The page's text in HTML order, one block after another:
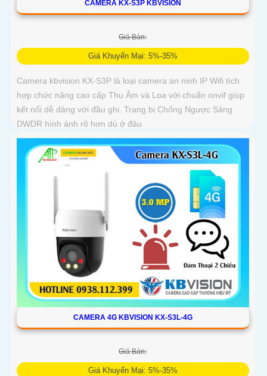
CAMERA KX-S3P KBVISION
Giá Bán:
Giá Khuyến Mại: 5%-35%
Camera kbvision KX-S3P là loại camera an ninh IP Wifi tích
hợp chức năng cao cấp Thu Âm và Loa với chuẩn onvif giúp
kết nối dễ dàng với đầu ghi. Trang bị Chống Ngược Sáng
DWDR hình ảnh rõ hơn dù ở đâu
CAMERA 4G KBVISION KX-S3L-4G
Giá Bán:
Giá Khuyến Mại: 5%-35%